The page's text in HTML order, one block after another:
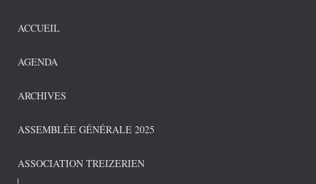
ACCUEIL
AGENDA
ARCHIVES
ASSEMBLÉE GÉNÉRALE 2025
ASSOCIATION TREIZERIEN